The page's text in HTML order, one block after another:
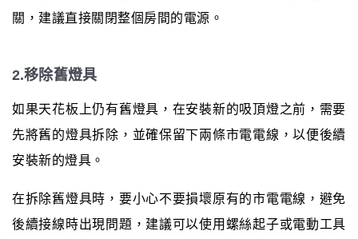
關，建議直接關閉整個房間的電源。
2.移除舊燈具
如果天花板上仍有舊燈具，在安裝新的吸頂燈之前，需要
先將舊的燈具拆除，並確保留下兩條市電電線，以便後續
安裝新的燈具。
在拆除舊燈具時，要小心不要損壞原有的市電電線，避免
後續接線時出現問題，建議可以使用螺絲起子或電動工具